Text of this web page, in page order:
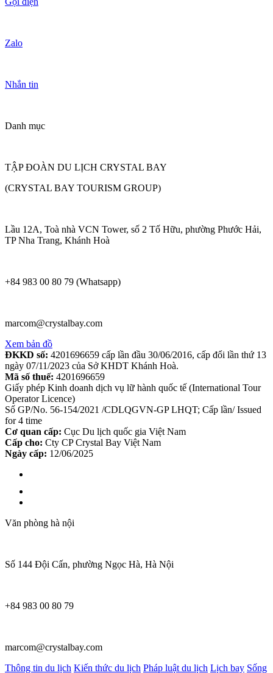
Zalo
Nhắn tin
Danh mục
TẬP ĐOÀN DU LỊCH CRYSTAL BAY
(CRYSTAL BAY TOURISM GROUP)
Lầu 12A, Toà nhà VCN Tower, số 2 Tố Hữu, phường Phước Hải,
TP Nha Trang, Khánh Hoà
+84 983 00 80 79 (Whatsapp)
marcom@crystalbay.com
Xem bản đồ
ĐKKD số: 4201696659 cấp lần đầu 30/06/2016, cấp đổi lần thứ 13
ngày 07/11/2023 của Sở KHDT Khánh Hoà.
Mã số thuế: 4201696659
Giấy phép Kinh doanh dịch vụ lữ hành quốc tế (International Tour
Operator Licence)
Số GP/No. 56-154/2021 /CDLQGVN-GP LHQT; Cấp lần/ Issued
for 4 time
Cơ quan cấp: Cục Du lịch quốc gia Việt Nam
Cấp cho: Cty CP Crystal Bay Việt Nam
Ngày cấp: 12/06/2025
Văn phòng hà nội
Số 144 Đội Cấn, phường Ngọc Hà, Hà Nội
+84 983 00 80 79
marcom@crystalbay.com
Thông tin du lịch Kiến thức du lịch Pháp luật du lịch Lịch bay Sống